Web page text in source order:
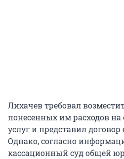
Лихачев требовал
понесенных им расходов
услуг и представил договор
Однако, согласно
кассационный суд общей